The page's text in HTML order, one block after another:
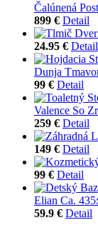
Čalúnená
899 € Detail
24.95 € Detail
Dunja
99 € Detail
Valence So
259 € Detail
149 € Detail
99 € Detail
Elian Ca.
59.9 € Detail